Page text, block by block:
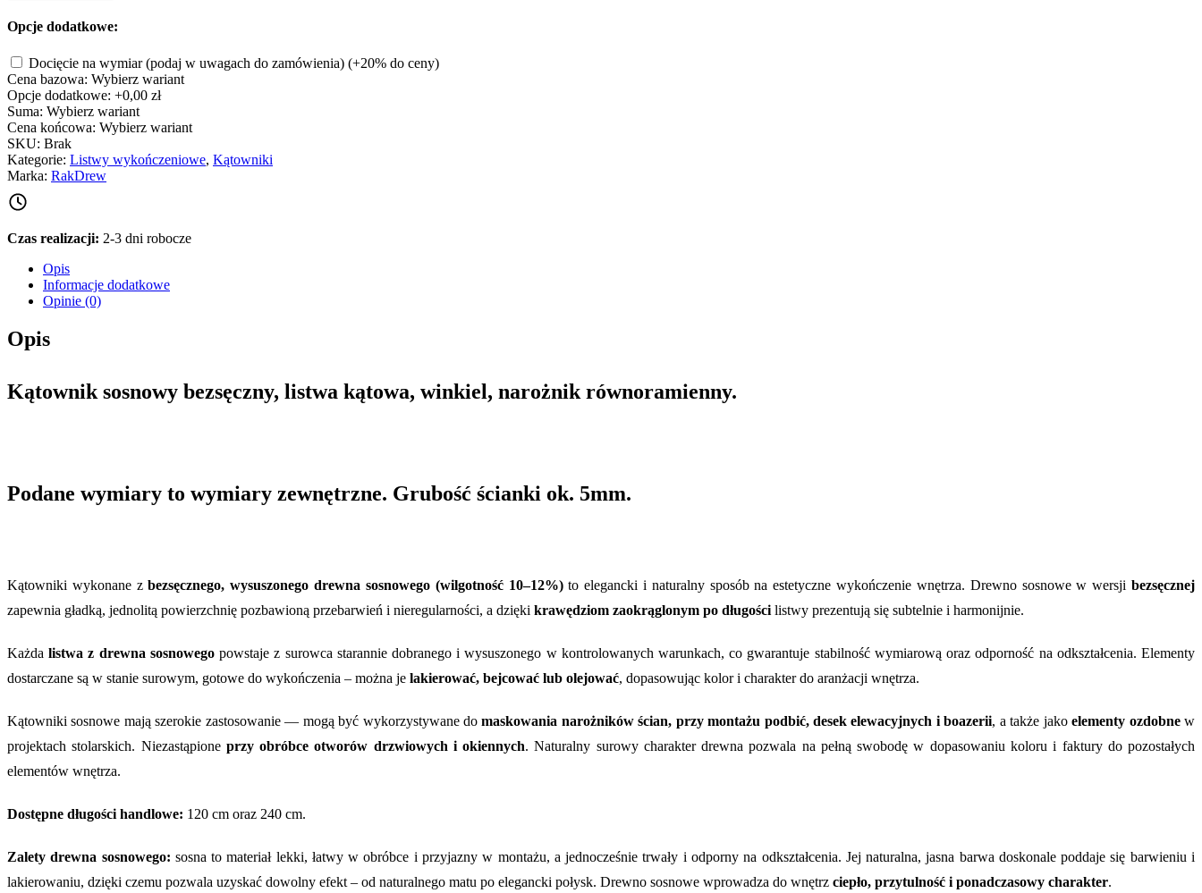
Opcje dodatkowe:
Docięcie na wymiar (podaj w uwagach do zamówienia) (+20% do ceny)
Cena bazowa: Wybierz wariant
Opcje dodatkowe: +0,00 zł
Suma: Wybierz wariant
Cena końcowa: Wybierz wariant
SKU: Brak
Kategorie: Listwy wykończeniowe, Kątowniki
Marka: RakDrew
Czas realizacji: 2-3 dni robocze
Opis
Informacje dodatkowe
Opinie (0)
Opis
Kątownik sosnowy bezsęczny, listwa kątowa, winkiel, narożnik równoramienny.
Podane wymiary to wymiary zewnętrzne. Grubość ścianki ok. 5mm.
Kątowniki wykonane zbezsęcznego, wysuszonego drewna sosnowego (wilgotność 10–12%)to elegancki i naturalny sposób na estetyczne wykończenie wnętrza. Drewno sosnowe w wersjibezsęcznej
zapewnia gładką, jednolitą powierzchnię pozbawioną przebarwień i nieregularności, a dzięki krawędziom zaokrąglonym po długości listwy prezentują się subtelnie i harmonijnie.
Każdalistwa z drewna sosnowegopowstaje z surowca starannie dobranego i wysuszonego w kontrolowanych warunkach, co gwarantuje stabilność wymiarową oraz odporność na odkształcenia. Elementy
dostarczane są w stanie surowym, gotowe do wykończenia – można je lakierować, bejcować lub olejować, dopasowując kolor i charakter do aranżacji wnętrza.
Kątowniki sosnowe mają szerokie zastosowanie — mogą być wykorzystywane domaskowania narożników ścian, przy montażu podbić, desek elewacyjnych i boazerii, a także jakoelementy ozdobnew
projektach stolarskich. Niezastąpione przy obróbce otworów drzwiowych i okiennych. Naturalny surowy charakter drewna pozwala na pełną swobodę w dopasowaniu koloru i faktury do pozostałych
elementów wnętrza.
Dostępne długości handlowe: 120 cm oraz 240 cm.
Zalety drewna sosnowego: sosna to materiał lekki, łatwy w obróbce i przyjazny w montażu, a jednocześnie trwały i odporny na odkształcenia. Jej naturalna, jasna barwa doskonale poddaje się barwieniu i
lakierowaniu, dzięki czemu pozwala uzyskać dowolny efekt – od naturalnego matu po elegancki połysk. Drewno sosnowe wprowadza do wnętrz ciepło, przytulność i ponadczasowy charakter.